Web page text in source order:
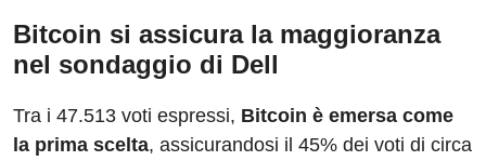
Bitcoin si assicura la maggioranza
nel sondaggio di Dell
Tra i 47.513 voti espressi, Bitcoin è emersa come
la prima scelta, assicurandosi il 45% dei voti di circa